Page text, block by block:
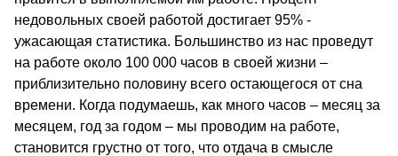
недовольных своей работой достигает 95% -
ужасающая статистика. Большинство из нас проведут
на работе около 100 000 часов в своей жизни –
приблизительно половину всего остающегося от сна
времени. Когда подумаешь, как много часов – месяц за
месяцем, год за годом – мы проводим на работе,
становится грустно от того, что отдача в смысле